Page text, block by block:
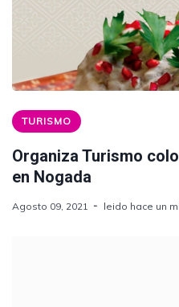
TURISMO
Organiza Turismo
en Nogada
Agosto 09, 2021 leido hace un